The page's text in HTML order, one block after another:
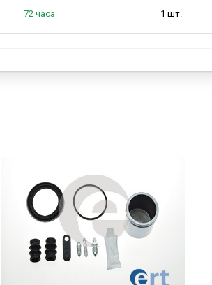
72 часа 1 шт.